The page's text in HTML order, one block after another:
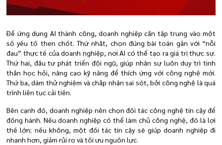
Để ứng dụng AI thành công, doanh nghiệp cần tập trung vào một
số yếu tố then chốt. Thứ nhất, chọn đúng bài toán gắn với “nỗi
đau” thực tế của doanh nghiệp, nơi AI có thể tạo ra giá trị thực sự.
Thứ hai, đầu tư phát triển đội ngũ, giúp nhân sự luôn duy trì tinh
thần học hỏi, nâng cao kỹ năng để thích ứng với công nghệ mới.
Thứ ba, dám thử nghiệm và chấp nhận sai sót, bởi công nghệ là quá
trình liên tục cải tiến.
Bên cạnh đó, doanh nghiệp nên chọn đối tác công nghệ tin cậy để
đồng hành. Nếu doanh nghiệp có thể làm chủ công nghệ, đó là lợi
thế lớn; nếu không, một đối tác tin cậy sẽ giúp doanh nghiệp đi
nhanh hơn, giảm rủi ro và tối ưu nguồn lực.